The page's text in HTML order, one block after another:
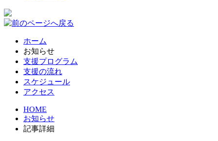
ホーム
お知らせ
支援プログラム
支援の流れ
スケジュール
アクセス
HOME
お知らせ
記事詳細